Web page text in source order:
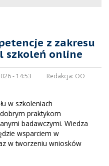
z zakresu
szkoleń online
- 14:53 Redakcja: OO
w szkoleniach
praktykom
badawczymi. Wiedza
wsparciem w
w tworzeniu wniosków